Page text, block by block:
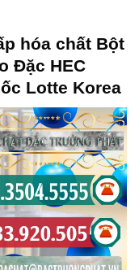
hóa chất Bột
Đặc HEC
Lotte Korea